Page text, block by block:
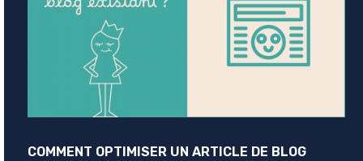
COMMENT OPTIMISER UN ARTICLE DE BLOG